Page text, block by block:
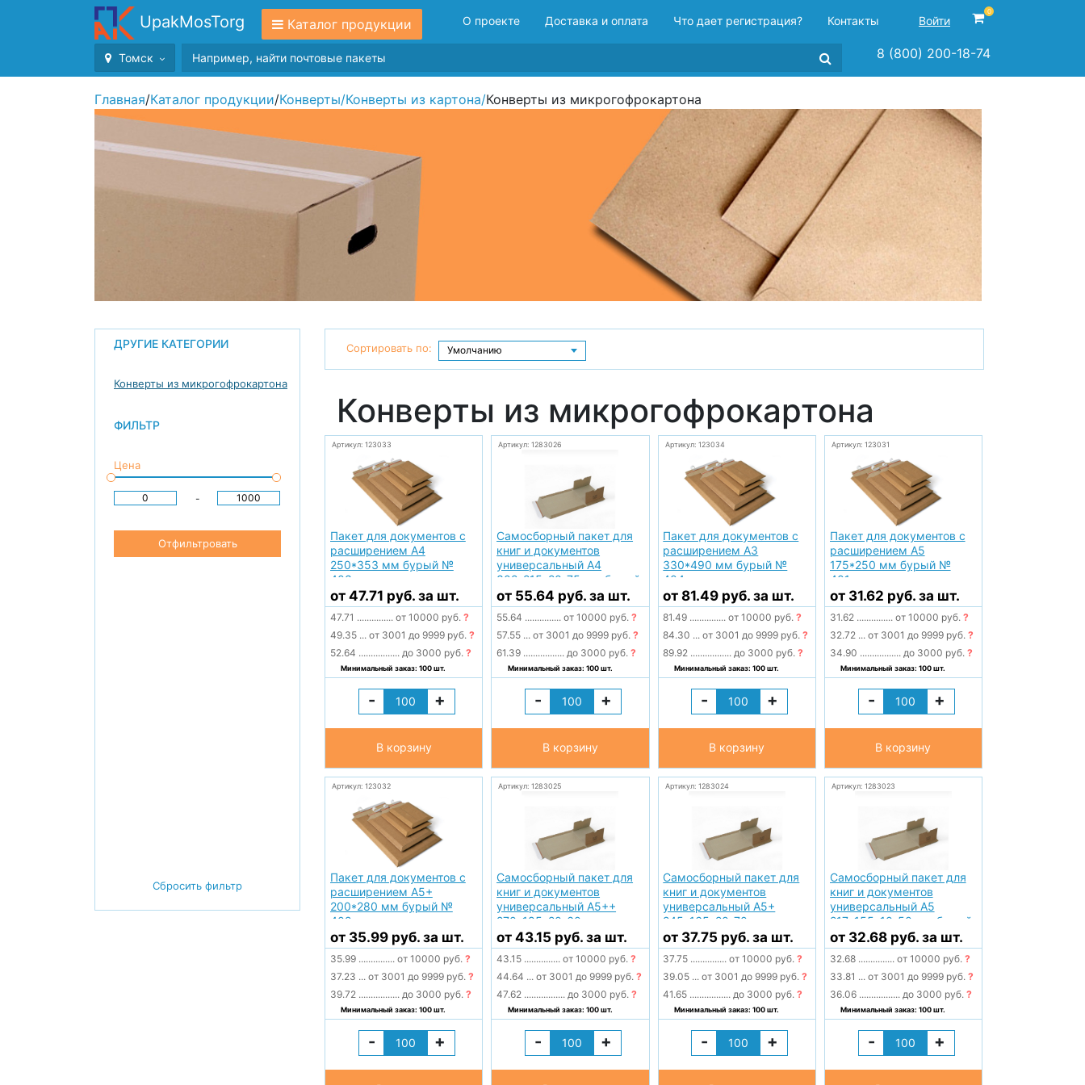
UpakMosTorg Каталог продукции О проекте Доставка и оплата Что дает регистрация? Контакты Войти
0
Томск 8 (800) 200-18-74
Главная/Каталог продукции/Конверты/Конверты из картона/Конверты из микрогофрокартона
ДРУГИЕ КАТЕГОРИИ
Конверты из микрогофрокартона
ФИЛЬТР
Цена
-
Отфильтровать
Сбросить фильтр
Сортировать по:
Конверты из микрогофрокартона
Артикул: 123033
Пакет для документов с
расширением А4
250*353 мм бурый №
403
от 47.71 руб. за шт.
47.71 ............... от 10000 руб. ?
49.35 ... от 3001 до 9999 руб. ?
52.64 ................. до 3000 руб. ?
Минимальный заказ: 100 шт.
- +
В корзину
Артикул: 1283026
Самосборный пакет для
книг и документов
универсальный А4
302*215*20-75 мм бурый
№ 305
от 55.64 руб. за шт.
55.64 ............... от 10000 руб.?
57.55 ... от 3001 до 9999 руб.?
61.39 ................. до 3000 руб.?
Минимальный заказ: 100 шт.
- +
В корзину
Артикул: 123034
Пакет для документов с
расширением А3
330*490 мм бурый №
404
от 81.49 руб. за шт.
81.49 ............... от 10000 руб.?
84.30 ... от 3001 до 9999 руб.?
89.92 ................. до 3000 руб.?
Минимальный заказ: 100 шт.
- +
В корзину
Артикул: 123031
Пакет для документов с
расширением А5
175*250 мм бурый №
401
от 31.62 руб. за шт.
31.62 ............... от 10000 руб. ?
32.72 ... от 3001 до 9999 руб. ?
34.90 ................. до 3000 руб. ?
Минимальный заказ: 100 шт.
- +
В корзину
Артикул: 123032
Пакет для документов с
расширением А5+
200*280 мм бурый №
402
от 35.99 руб. за шт.
35.99 ............... от 10000 руб. ?
37.23 ... от 3001 до 9999 руб. ?
39.72 ................. до 3000 руб. ?
Минимальный заказ: 100 шт.
- +
Артикул: 1283025
Самосборный пакет для
книг и документов
универсальный А5++
270*185*20-60 мм
бурый № 304
от 43.15 руб. за шт.
43.15 ............... от 10000 руб.?
44.64 ... от 3001 до 9999 руб.?
47.62 ................. до 3000 руб.?
Минимальный заказ: 100 шт.
- +
Артикул: 1283024
Самосборный пакет для
книг и документов
универсальный А5+
245*165*20-70 мм
бурый № 303
от 37.75 руб. за шт.
37.75 ............... от 10000 руб.?
39.05 ... от 3001 до 9999 руб.?
41.65 ................. до 3000 руб.?
Минимальный заказ: 100 шт.
- +
Артикул: 1283023
Самосборный пакет для
книг и документов
универсальный А5
217*155*10-50 мм бурый
№ 302
от 32.68 руб. за шт.
32.68 ............... от 10000 руб. ?
33.81 ... от 3001 до 9999 руб. ?
36.06 ................. до 3000 руб. ?
Минимальный заказ: 100 шт.
- +